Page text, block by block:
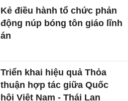
Kẻ điều hành tổ chức phản
động núp bóng tôn giáo lĩnh
án
Triển khai hiệu quả Thỏa
thuận hợp tác giữa Quốc
hội Việt Nam - Thái Lan